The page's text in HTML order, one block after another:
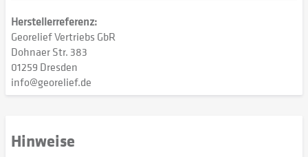
Herstellerreferenz:
Georelief Vertriebs GbR
Dohnaer Str. 383
01259 Dresden
info@georelief.de
Hinweise